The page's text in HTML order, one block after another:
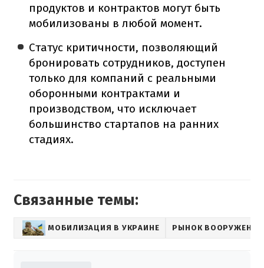
продуктов и контрактов могут быть
мобилизованы в любой момент.
Статус критичности, позволяющий
бронировать сотрудников, доступен
только для компаний с реальными
оборонными контрактами и
производством, что исключает
большинство стартапов на ранних
стадиях.
Связанные темы:
МОБИЛИЗАЦИЯ В УКРАИНЕ РЫНОК ВООРУЖЕНИЙ